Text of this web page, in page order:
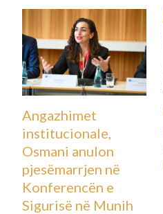
Angazhimet
institucionale,
Osmani anulon
pjesëmarrjen në
Konferencën e
Sigurisë në Munih